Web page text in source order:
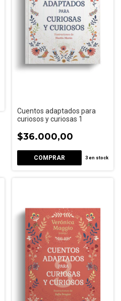
Cuentos adaptados para
curiosos y curiosas 1
$36.000,00
3 en stock